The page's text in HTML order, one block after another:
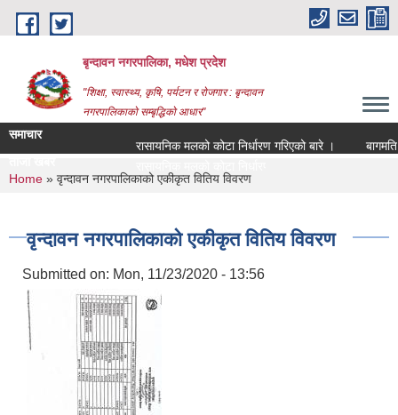
Skip to main content
बृन्दावन नगरपालिका, मधेश प्रदेश
"शिक्षा, स्वास्थ्य, कृषि, पर्यटन र रोजगार : बृन्दावन
नगरपालिकाको सम्बृद्धिको आधार"
समाचार
रासायनिक मलको कोटा निर्धारण गरिएको बारे ।
बागमति
You are here
Home » वृन्दावन नगरपालिकाको एकीकृत वितिय विवरण
वृन्दावन नगरपालिकाको एकीकृत वितिय विवरण
Submitted on: Mon, 11/23/2020 - 13:56